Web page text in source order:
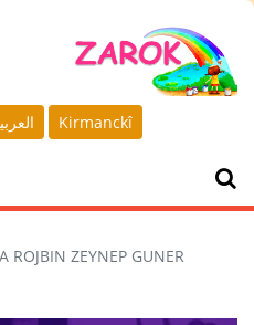
Kirmanckî
ROJBIN ZEYNEP GUNER